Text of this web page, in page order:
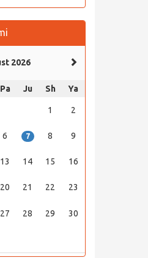
2026
Pa Ju Sh Ya
1 2
6 7 8 9
13 14 15 16
20 21 22 23
27 28 29 30